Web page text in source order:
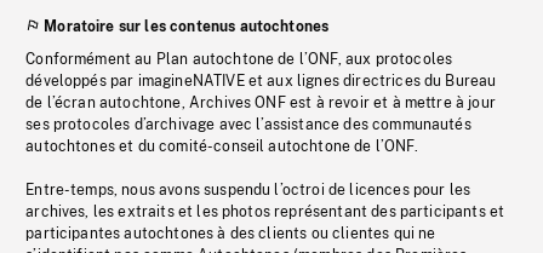
Moratoire sur les contenus autochtones
Conformément au Plan autochtone de l’ONF, aux protocoles
développés par imagineNATIVE et aux lignes directrices du Bureau
de l’écran autochtone, Archives ONF est à revoir et à mettre à jour
ses protocoles d’archivage avec l’assistance des communautés
autochtones et du comité-conseil autochtone de l’ONF.
Entre-temps, nous avons suspendu l’octroi de licences pour les
archives, les extraits et les photos représentant des participants et
participantes autochtones à des clients ou clientes qui ne